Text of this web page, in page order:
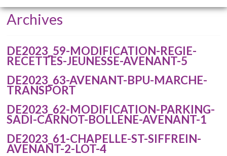
Archives
DE2023_59-MODIFICATION-REGIE-
RECETTES-JEUNESSE-AVENANT-5
DE2023_63-AVENANT-BPU-MARCHE-
TRANSPORT
DE2023_62-MODIFICATION-PARKING-
SADI-CARNOT-BOLLENE-AVENANT-1
DE2023_61-CHAPELLE-ST-SIFFREIN-
AVENANT-2-LOT-4